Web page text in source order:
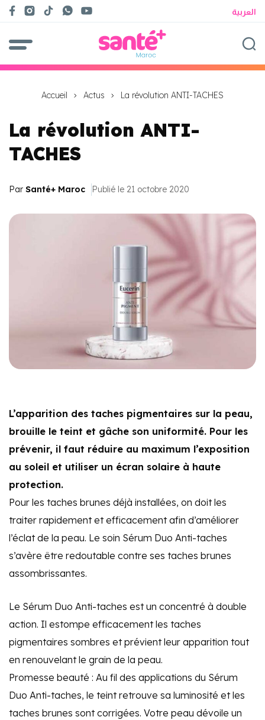
العربية
Accueil Actus La révolution ANTI-TACHES
La révolution ANTI-
TACHES
Par Santé+ Maroc Publié le 21 octobre 2020
L’apparition des taches pigmentaires sur la peau,
brouille le teint et gâche son uniformité. Pour les
prévenir, il faut réduire au maximum l’exposition
au soleil et utiliser un écran solaire à haute
protection.
Pour les taches brunes déjà installées, on doit les
traiter rapidement et efficacement afin d’améliorer
l’éclat de la peau. Le soin Sérum Duo Anti-taches
s’avère être redoutable contre ses taches brunes
assombrissantes.
Le Sérum Duo Anti-taches est un concentré à double
action. Il estompe efficacement les taches
pigmentaires sombres et prévient leur apparition tout
en renouvelant le grain de la peau.
Promesse beauté : Au fil des applications du Sérum
Duo Anti-taches, le teint retrouve sa luminosité et les
taches brunes sont corrigées. Votre peau dévoile un